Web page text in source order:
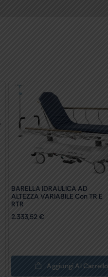
BARELLA IDRAULICA AD
ALTEZZA VARIABILE Con TR E
RTR
2.333,52€
Aggiungi Al Carrello